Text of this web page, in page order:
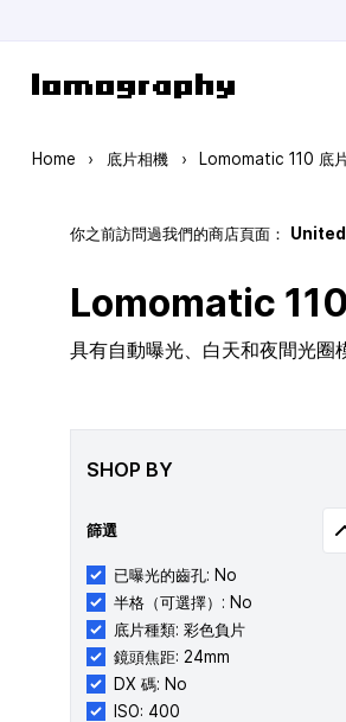
Home › 底片相機 › Lomomatic 110 底
你之前訪問過我們的商店頁面：
Lomomatic
具有自動曝光、白天和夜間光圈
SHOP BY
篩選
已曝光的齒孔: No
半格（可選擇）: No
底片種類: 彩色負片
鏡頭焦距: 24mm
DX 碼: No
ISO: 400